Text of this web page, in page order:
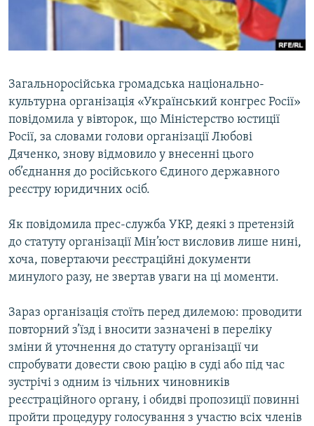
ВІДЕОУРОКИ «ELIFBE»
ІНФОГРАФІКА
Qırımtatar
ДОЛУЧАЙСЯ!
Усі сайти RFE/RL
Загальноросійська громадська національно-
культурна організація «Український конгрес Росії»
повідомила у вівторок, що Міністерство юстиції
Росії, за словами голови організації Любові
Дяченко, знову відмовило у внесенні цього
об’єднання до російського Єдиного державного
реєстру юридичних осіб.
Як повідомила прес-служба УКР, деякі з претензій
до статуту організації Мін’юст висловив лише нині,
хоча, повертаючи реєстраційні документи
минулого разу, не звертав уваги на ці моменти.
Зараз організація стоїть перед дилемою: проводити
повторний з’їзд і вносити зазначені в переліку
зміни й уточнення до статуту організації чи
спробувати довести свою рацію в суді або під час
зустрічі з одним із чільних чиновників
реєстраційного органу, і обидві пропозиції повинні
пройти процедуру голосування з участю всіх членів